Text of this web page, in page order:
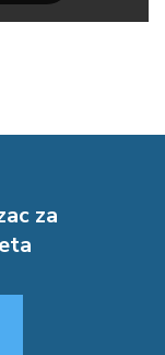
za